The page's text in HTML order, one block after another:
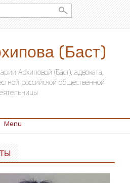
(Баст)
Архиповой (Баст), адвоката,
российской общественной
Menu